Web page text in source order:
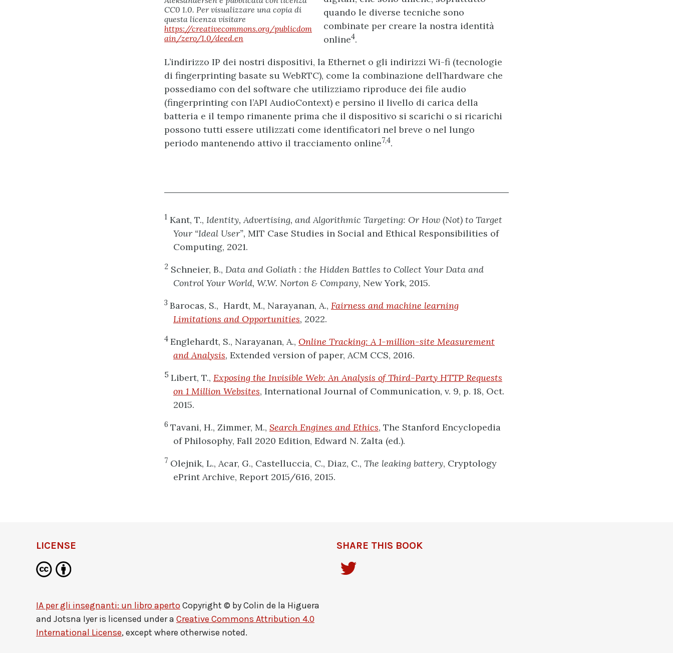
CC0 1.0. Per visualizzare una copia di
questa licenza visitare
https://creativecommons.org/publicdom
ain/zero/1.0/deed.en
quando le diverse tecniche sono
combinate per creare la nostra identità
online4.
L’indirizzo IP dei nostri dispositivi, la Ethernet o gli indirizzi Wi-fi (tecnologie
di fingerprinting basate su WebRTC), come la combinazione dell’hardware che
possediamo con del software che utilizziamo riproduce dei file audio
(fingerprinting con l’API AudioContext) e persino il livello di carica della
batteria e il tempo rimanente prima che il dispositivo si scarichi o si ricarichi
possono tutti essere utilizzati come identificatori nel breve o nel lungo
periodo mantenendo attivo il tracciamento online7,4.
1 Kant, T., Identity, Advertising, and Algorithmic Targeting: Or How (Not) to Target
Your “Ideal User”, MIT Case Studies in Social and Ethical Responsibilities of
Computing, 2021.
2 Schneier, B., Data and Goliath : the Hidden Battles to Collect Your Data and
Control Your World, W.W. Norton & Company, New York, 2015.
3 Barocas, S., Hardt, M., Narayanan, A., Fairness and machine learning
Limitations and Opportunities, 2022.
4 Englehardt, S., Narayanan, A., Online Tracking: A 1-million-site Measurement
and Analysis, Extended version of paper, ACM CCS, 2016.
5 Libert, T., Exposing the Invisible Web: An Analysis of Third-Party HTTP Requests
on 1 Million Websites, International Journal of Communication, v. 9, p. 18, Oct.
2015.
6 Tavani, H., Zimmer, M., Search Engines and Ethics, The Stanford Encyclopedia
of Philosophy, Fall 2020 Edition, Edward N. Zalta (ed.).
7 Olejnik, L., Acar, G., Castelluccia, C., Diaz, C., The leaking battery, Cryptology
ePrint Archive, Report 2015/616, 2015.
LICENSE
IA per gli insegnanti: un libro apertoCopyright © byColin de la Higuera
and Jotsna Iyeris licensed under a Creative Commons Attribution 4.0
International License, except where otherwise noted.
SHARE THIS BOOK